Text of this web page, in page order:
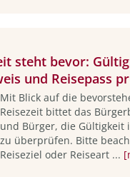
steht bevor:
und Reisepass
Mit Blick auf die
Reisezeit bittet das
und Bürger, die Gültigkeit
zu überprüfen. Bitte
Reiseziel oder Reiseart ...